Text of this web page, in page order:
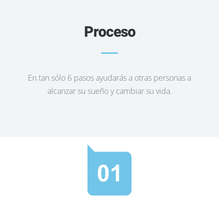
Proceso
En tan sólo 6 pasos ayudarás a otras personas a
alcanzar su sueño y cambiar su vida.